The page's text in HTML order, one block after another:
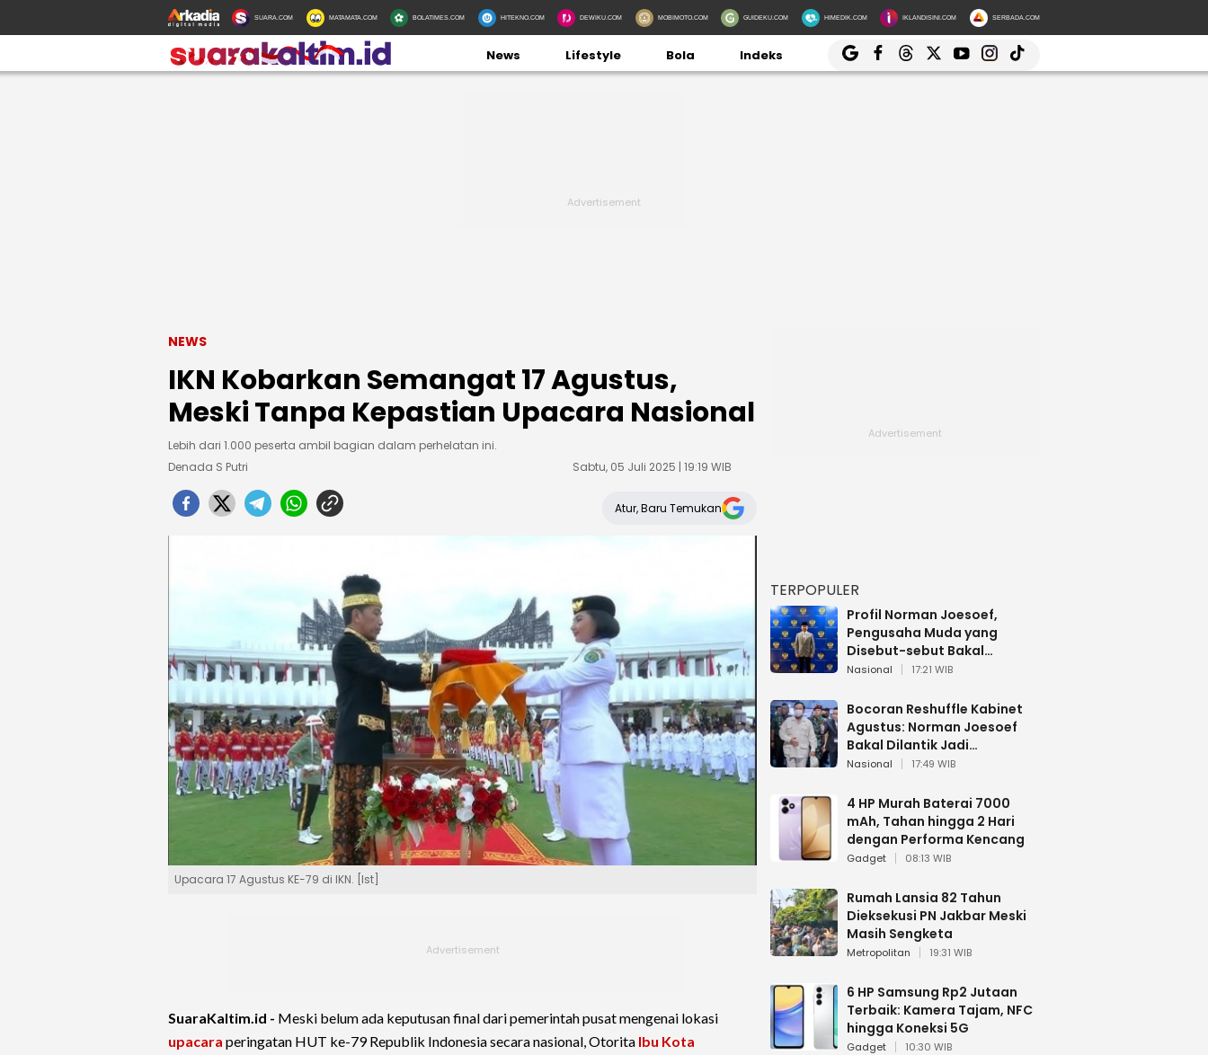
SUARA.COM MATAMATA.COM BOLATIMES.COM HITEKNO.COM DEWIKU.COM MOBIMOTO.COM GUIDEKU.COM HIMEDIK.COM IKLANDISINI.COM SERBADA.COM
News Lifestyle Bola Indeks
NEWS
IKN Kobarkan Semangat 17 Agustus,
Meski Tanpa Kepastian Upacara Nasional
Lebih dari 1.000 peserta ambil bagian dalam perhelatan ini.
Denada S Putri
Sabtu, 05 Juli 2025 | 19:19 WIB
Atur, Baru Temukan
Upacara 17 Agustus KE-79 di IKN. [Ist]
SuaraKaltim.id - Meski belum ada keputusan final dari pemerintah pusat mengenai lokasi
upacara peringatan HUT ke-79 Republik Indonesia secara nasional, Otorita Ibu Kota
TERPOPULER
Profil Norman Joesoef,
Pengusaha Muda yang
Disebut-sebut Bakal
Dilantik Jadi Wamenhan RI
Nasional 17:21 WIB
Bocoran Reshuffle Kabinet
Agustus: Norman Joesoef
Bakal Dilantik Jadi
Wamenhan RI
Nasional 17:49 WIB
4 HP Murah Baterai 7000
mAh, Tahan hingga 2 Hari
dengan Performa Kencang
Gadget 08:13 WIB
Rumah Lansia 82 Tahun
Dieksekusi PN Jakbar Meski
Masih Sengketa
Metropolitan 19:31 WIB
6 HP Samsung Rp2 Jutaan
Terbaik: Kamera Tajam, NFC
hingga Koneksi 5G
Gadget 10:30 WIB